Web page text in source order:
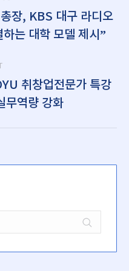
장, KBS 대구 라디오
는 대학 모델 제시”
취창업전문가 특강
무역량 강화